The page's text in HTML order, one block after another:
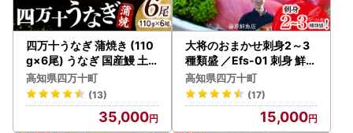
ふるさと納税制度の指定自治体として寄附額のうち2,000円
を超える部分を所得税、住民税から控除できる制度に引き続
き参加いたします。
四万十町はふるさと納税の趣旨を遵守するとともに、引き
続き多くのかたにご支援をいただけるよう努めて参ります。
今後ともどうぞ宜しくお願いいたします。
四万十うなぎ 蒲焼き (110
g×6尾) うなぎ 国産鰻 土
用の丑の日 ／Esu-125
高知県四万十町
(13)
35,000
大将のおまかせ刺身2～3
種類盛 ／Efs-01 刺身 鮮魚
冷蔵 即日発送
高知県四万十町
(17)
15,000